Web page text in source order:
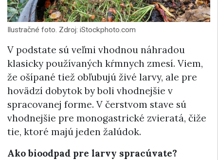
Ilustračné foto. Zdroj: iStockphoto.com
V podstate sú veľmi vhodnou náhradou
klasicky používaných kŕmnych zmesí. Viem,
že ošípané tiež obľubujú živé larvy, ale pre
hovädzí dobytok by boli vhodnejšie v
spracovanej forme. V čerstvom stave sú
vhodnejšie pre monogastrické zvieratá, čiže
tie, ktoré majú jeden žalúdok.
Ako bioodpad pre larvy spracúvate?